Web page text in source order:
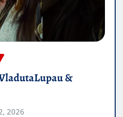
&
2026